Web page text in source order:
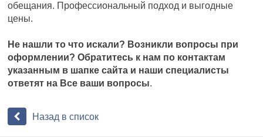
обещания. Профессиональный подход и выгодные
цены.
Не нашли то что искали? Возникли вопросы при
оформлении? Обратитесь к нам по контактам
указанным в шапке сайта и наши специалисты
ответят на Все ваши вопросы.
Назад в список